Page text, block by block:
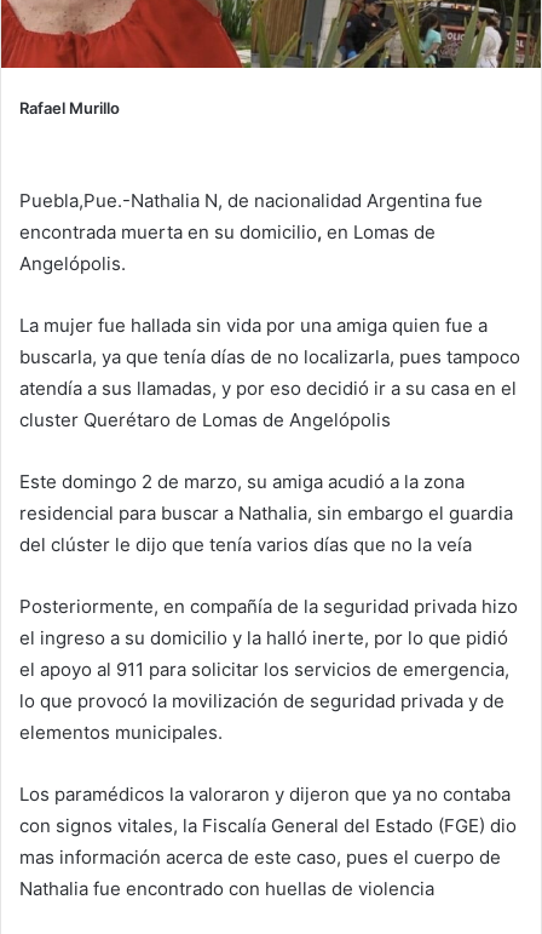
Rafael Murillo
Puebla,Pue.-Nathalia N, de nacionalidad Argentina fue
encontrada muerta en su domicilio, en Lomas de
Angelópolis.
La mujer fue hallada sin vida por una amiga quien fue a
buscarla, ya que tenía días de no localizarla, pues tampoco
atendía a sus llamadas, y por eso decidió ir a su casa en el
cluster Querétaro de Lomas de Angelópolis
Este domingo 2 de marzo, su amiga acudió a la zona
residencial para buscar a Nathalia, sin embargo el guardia
del clúster le dijo que tenía varios días que no la veía
Posteriormente, en compañía de la seguridad privada hizo
el ingreso a su domicilio y la halló inerte, por lo que pidió
el apoyo al 911 para solicitar los servicios de emergencia,
lo que provocó la movilización de seguridad privada y de
elementos municipales.
Los paramédicos la valoraron y dijeron que ya no contaba
con signos vitales, la Fiscalía General del Estado (FGE) dio
mas información acerca de este caso, pues el cuerpo de
Nathalia fue encontrado con huellas de violencia